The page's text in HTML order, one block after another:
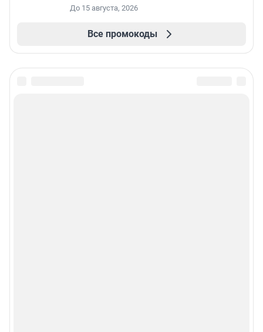
До 15 августа, 2026
Все промокоды